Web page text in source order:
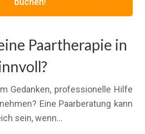
Paartherapie in
Gedanken, professionelle Hilfe
Eine Paarberatung kann
sein, wenn…